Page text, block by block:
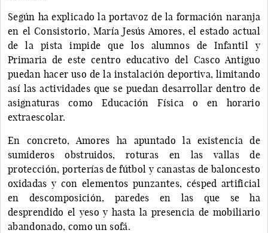
Según ha explicado la portavoz de la formación naranja
en el Consistorio, María Jesús Amores, el estado actual
de la pista impide que los alumnos de Infantil y
Primaria de este centro educativo del Casco Antiguo
puedan hacer uso de la instalación deportiva, limitando
así las actividades que se puedan desarrollar dentro de
asignaturas como Educación Física o en horario
extraescolar.
En concreto, Amores ha apuntado la existencia de
sumideros obstruidos, roturas en las vallas de
protección, porterías de fútbol y canastas de baloncesto
oxidadas y con elementos punzantes, césped artificial
en descomposición, paredes en las que se ha
desprendido el yeso y hasta la presencia de mobiliario
abandonado, como un sofá.